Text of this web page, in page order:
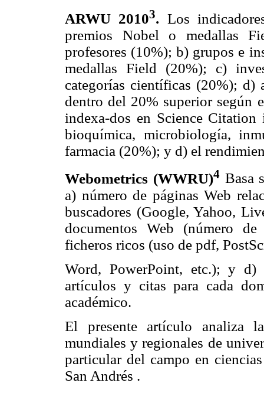
ARWU 20103. Los
premios Nobel o medallas
profesores (10%); b) grupos e
medallas Field (20%); c)
categorías científicas (20%); d)
dentro del 20% superior según
indexa-dos en Science
bioquímica, microbiología,
farmacia (20%); y d) el
Webometrics (WWRU)4 Basa
a) número de páginas Web
buscadores (Google, Yahoo,
documentos Web (número
ficheros ricos (uso de pdf,
Word, PowerPoint, etc.); y d)
artículos y citas para cada
académico.
El presente artículo analiza
mundiales y regionales de
particular del campo en
San Andrés .